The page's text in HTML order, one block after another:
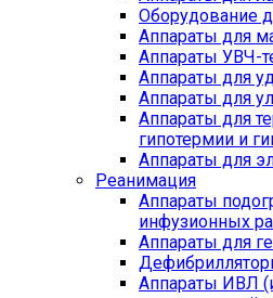
Оборудование
Аппараты для
Аппараты УВЧ-
Аппараты для
Аппараты для
Аппараты для
гипотермии и
Аппараты для
Реанимация
Аппараты
инфузионных
Аппараты для
Аппараты ИВЛ